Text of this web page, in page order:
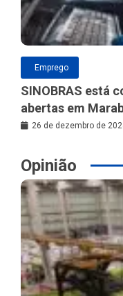
Emprego
SINOBRAS está
abertas em
26 de dezembro de
Opinião